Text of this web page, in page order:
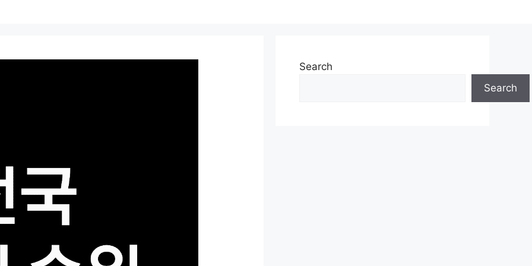
Search
Search